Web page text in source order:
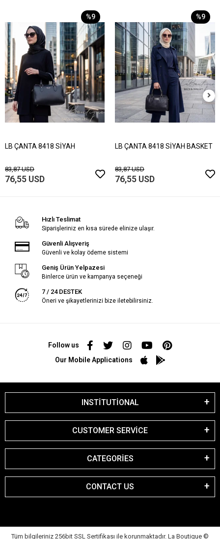
%9
LB ÇANTA 8418 SİYAH
83,87 USD
76,55 USD
%9
LB ÇANTA 8418 SİYAH BASKET
83,87 USD
76,55 USD
Hızlı Teslimat
Siparişleriniz en kısa sürede elinize ulaşır.
Güvenli Alışveriş
Güvenli ve kolay ödeme sistemi
Geniş Ürün Yelpazesi
Binlerce ürün ve kampanya seçeneği
7 / 24 DESTEK
Öneri ve şikayetlerinizi bize iletebilirsiniz.
Follow us
Our Mobile Applications
INSTİTUTİONAL
CUSTOMER SERVİCE
CATEGORİES
CONTACT US
Tüm bilgileriniz 256bit SSL Sertifikası ile korunmaktadır. La Boutique ©